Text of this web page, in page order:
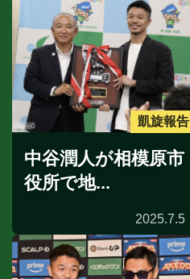
凱旋報告
中谷潤人が相模原市
役所で地...
2025.7.5